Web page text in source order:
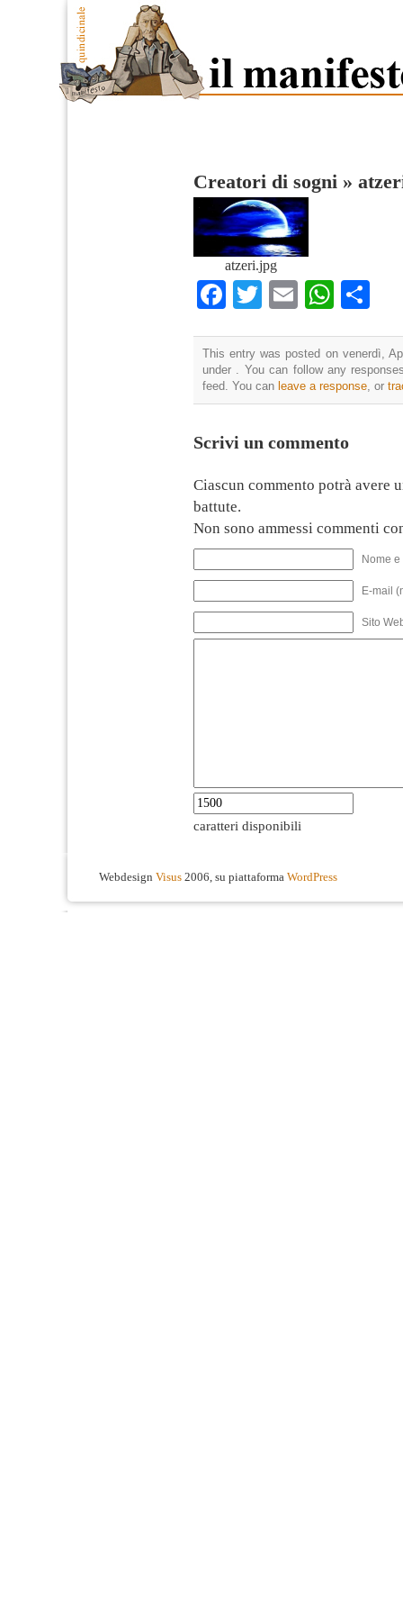
Creatori di sogni »
atzeri.jpg
Facebook
TwitterEmail
This entry was posted on venerdì,
under . You can follow any
feed. You can leave a response, or
Scrivi un commento
Ciascun commento potrà avere
battute.
Non sono ammessi commenti
Nome
E-mail
Sito
caratteri disponibili
Webdesign Visus 2006, su piattaforma WordPress